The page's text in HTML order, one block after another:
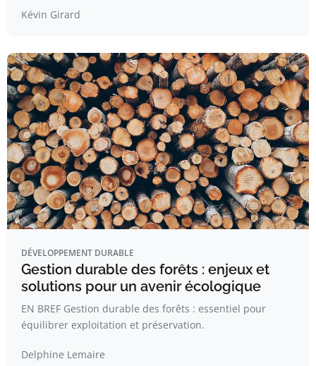
Kévin Girard
DÉVELOPPEMENT DURABLE
Gestion durable des forêts : enjeux et
solutions pour un avenir écologique
EN BREF Gestion durable des forêts : essentiel pour
équilibrer exploitation et préservation.
Delphine Lemaire